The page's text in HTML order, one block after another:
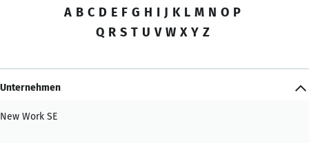
A B C D E F G H I J K L M N O P
Q R S T U V W X Y Z
Unternehmen
New Work SE